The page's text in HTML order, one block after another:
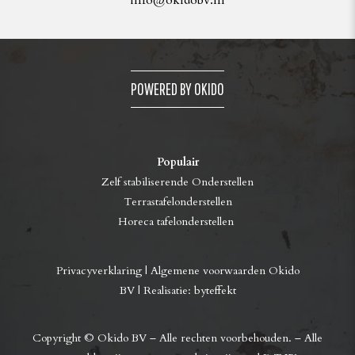
POWERED BY OKIDO
Populair
Zelf stabiliserende Onderstellen
Terrastafelonderstellen
Horeca tafelonderstellen
Privacyverklaring| Algemene voorwaarden Okido
BV| Realisatie: byteffekt
Copyright © Okido BV – Alle rechten voorbehouden. – Alle